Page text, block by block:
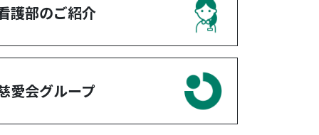
護部のご紹介
愛会グループ